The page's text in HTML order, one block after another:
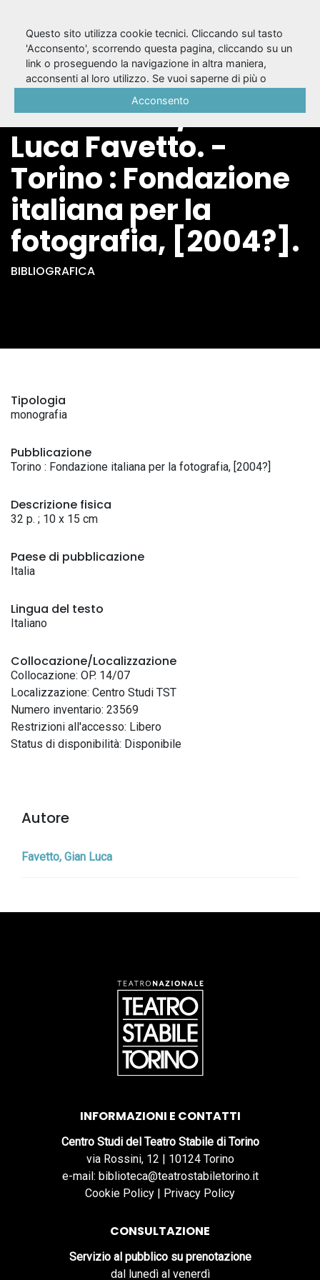
Giada Memoria
detta Oblio / Gian
Luca Favetto. -
Torino : Fondazione
italiana per la
fotografia, [2004?].
BIBLIOGRAFICA
Tipologia
monografia
Pubblicazione
Torino : Fondazione italiana per la fotografia, [2004?]
Descrizione fisica
32 p. ; 10 x 15 cm
Paese di pubblicazione
Italia
Lingua del testo
Italiano
Collocazione/Localizzazione
Collocazione: OP. 14/07
Localizzazione: Centro Studi TST
Numero inventario: 23569
Restrizioni all'accesso: Libero
Status di disponibilità: Disponibile
Autore
Favetto, Gian Luca
INFORMAZIONI E CONTATTI
Centro Studi del Teatro Stabile di Torino
via Rossini, 12 | 10124 Torino
e-mail: biblioteca@teatrostabiletorino.it
Cookie Policy | Privacy Policy
CONSULTAZIONE
Servizio al pubblico su prenotazione
dal lunedì al venerdì
Questo sito utilizza cookie tecnici. Cliccando sul tasto
'Acconsento', scorrendo questa pagina, cliccando su un
link o proseguendo la navigazione in altra maniera,
acconsenti al loro utilizzo. Se vuoi saperne di più o
Acconsento